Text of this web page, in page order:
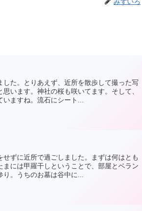
みずいろ
た。とりあえず、近所を散歩して撮った写
います。神社の桜も咲いてます。そして、
ますね。流石にシート...
ずに近所で過ごしました。まずは何はとも
には甲羅干しということで、部屋とベラン
。うちのお墓は谷中に...